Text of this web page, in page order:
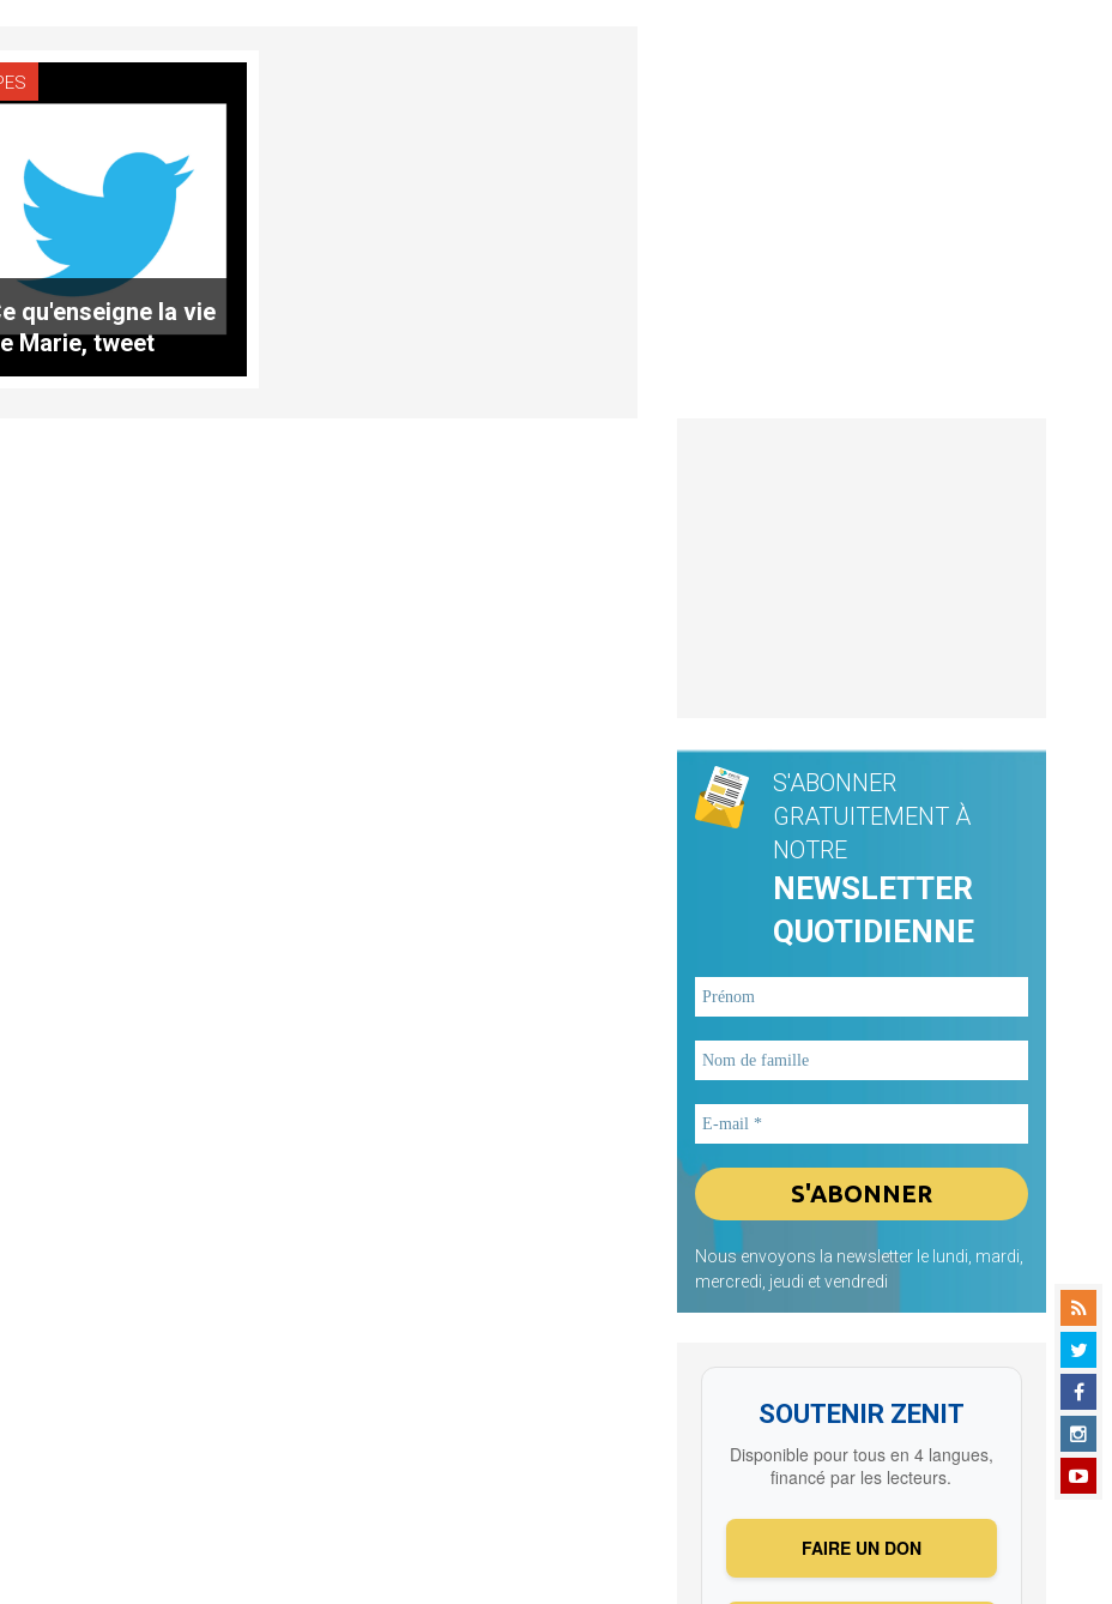
qu'enseigne la vie
Marie, tweet
S'ABONNER
GRATUITEMENT À
NOTRE
NEWSLETTER
QUOTIDIENNE
Nous envoyons la newsletter le lundi, mardi,
mercredi, jeudi et vendredi
SOUTENIR ZENIT
Disponible pour tous en 4 langues,
financé par les lecteurs.
FAIRE UN DON